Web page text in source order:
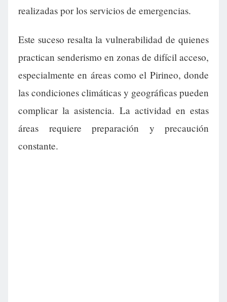
realizadas por los servicios de emergencias.
Este suceso resalta la vulnerabilidad de quienes
practican senderismo en zonas de difícil acceso,
especialmente en áreas como el Pirineo, donde
las condiciones climáticas y geográficas pueden
complicar la asistencia. La actividad en estas
áreas requiere preparación y precaución
constante.